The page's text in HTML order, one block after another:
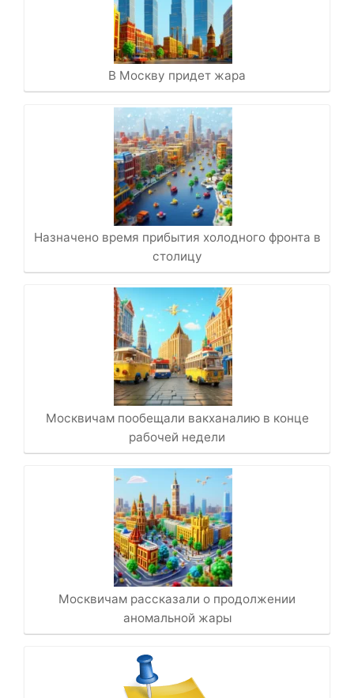
В Москву придет жара
Назначено время прибытия холодного фронта в
столицу
Москвичам пообещали вакханалию в конце
рабочей недели
Москвичам рассказали о продолжении
аномальной жары